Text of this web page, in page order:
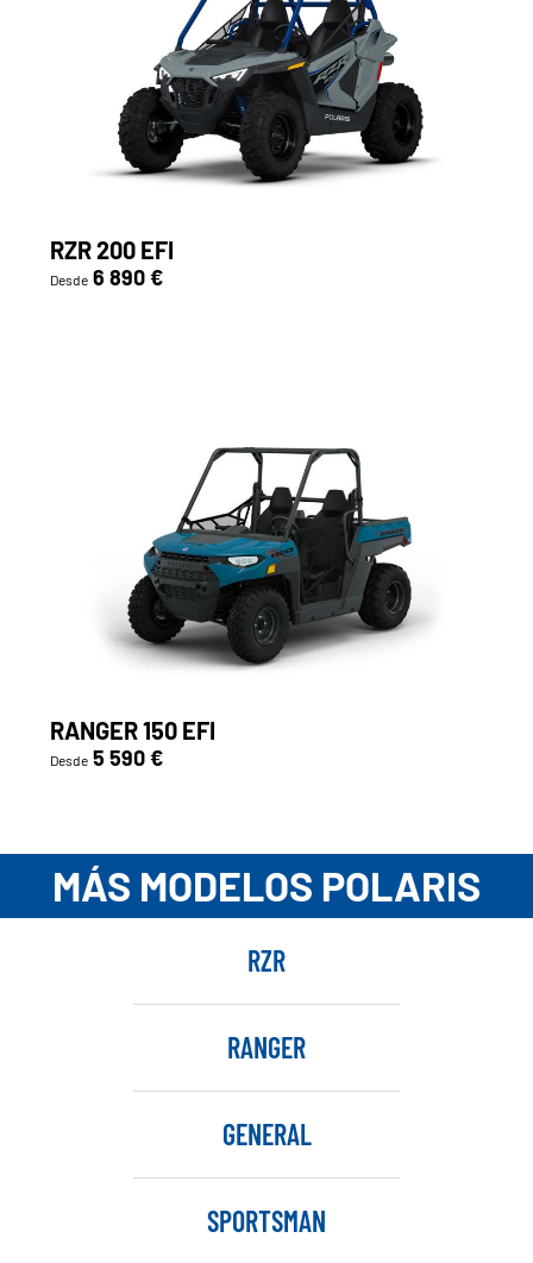
RZR 200 EFI
Desde 6 890 €
RANGER 150 EFI
Desde 5 590 €
MÁS MODELOS POLARIS
RZR
RANGER
GENERAL
SPORTSMAN